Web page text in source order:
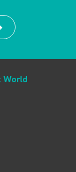
World